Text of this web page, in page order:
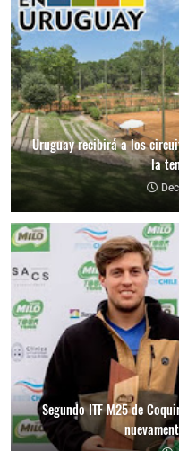
Uruguay recibirá a los
la
Segundo ITF M25 de